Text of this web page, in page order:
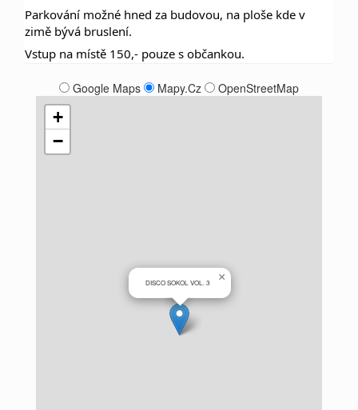
Parkování možné hned za budovou, na ploše kde v
zimě bývá bruslení.
Vstup na místě 150,- pouze s občankou.
Google Maps Mapy.Cz OpenStreetMap
DISCO SOKOL VOL. 3 ×
+
−